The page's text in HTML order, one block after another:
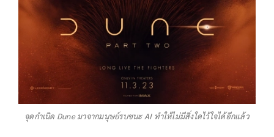
จุดกำเนิด Dune มาจากมนุษย์รบชนะ AI ทำให้ไม่มีสิ่งใดไว้ใจได้อีกแล้ว